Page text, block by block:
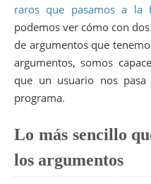
raros que pasamos a la
podemos ver cómo con
de argumentos que
argumentos, somos
que un usuario nos
programa.
Lo más sencillo
los argumentos